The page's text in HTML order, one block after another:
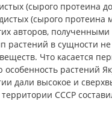
(сырого протеина
(сырого
авторов, полученными
растений в сущности
Что касается
особенность растений
дали высокое и
СССР